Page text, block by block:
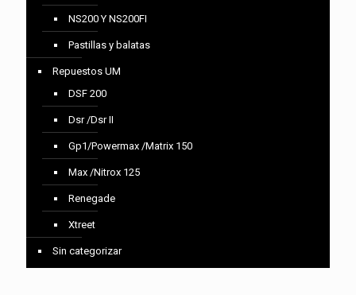
NS200 Y NS200FI
Pastillas y balatas
Repuestos UM
DSF 200
Dsr /Dsr II
Gp1/Powermax /Matrix 150
Max /Nitrox 125
Renegade
Xtreet
Sin categorizar